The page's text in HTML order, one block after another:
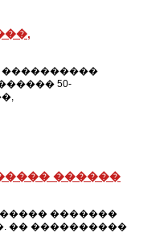
����������
50-
������
�������
�� ����������